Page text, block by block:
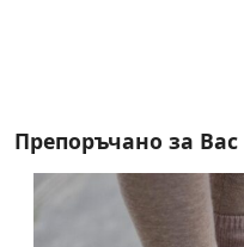
Препоръчано за Вас